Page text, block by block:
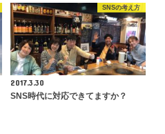
SNSの考え方
2017.3.30
SNS時代に対応できてますか？